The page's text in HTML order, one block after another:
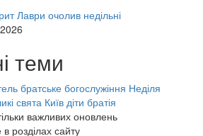
Лаври очолив недільні
теми
братське богослужіння Неділя
свята Київ діти братія
важливих оновлень
розділах сайту